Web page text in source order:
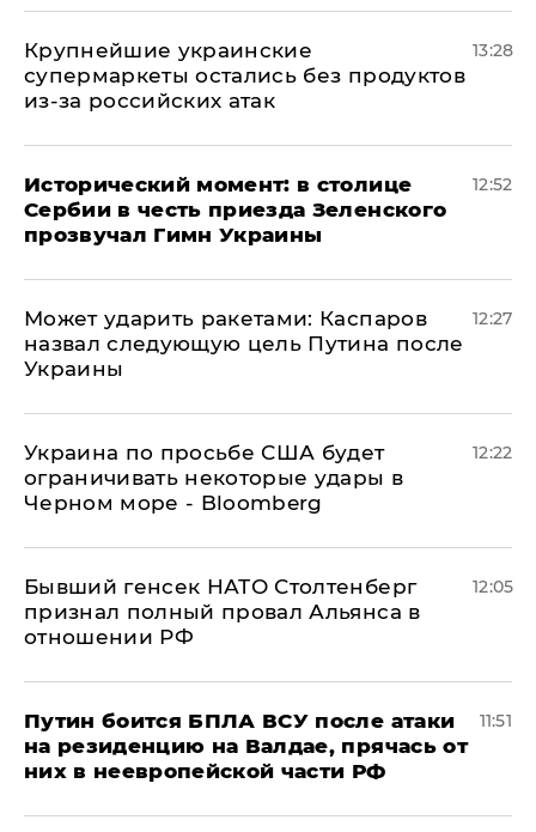
Крупнейшие украинские
супермаркеты остались без продуктов
из-за российских атак
13:28
Исторический момент: в столице
Сербии в честь приезда Зеленского
прозвучал Гимн Украины
12:52
Может ударить ракетами: Каспаров
назвал следующую цель Путина после
Украины
12:27
Украина по просьбе США будет
ограничивать некоторые удары в
Черном море - Bloomberg
12:22
Бывший генсек НАТО Столтенберг
признал полный провал Альянса в
отношении РФ
12:05
Путин боится БПЛА ВСУ после атаки
на резиденцию на Валдае, прячась от
них в неевропейской части РФ
11:51